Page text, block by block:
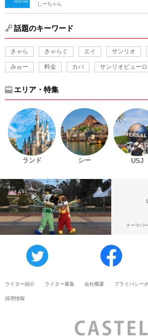
しーちゃん
話題のキーワード
きゃら きゃらぐ エイ サンリオ
みゅー 料金 カバ サンリオピュー
エリア・特集
ランド シー USJ
テーマパ
ライター紹介 ライター募集 会社概要 プライバシー
採用情報